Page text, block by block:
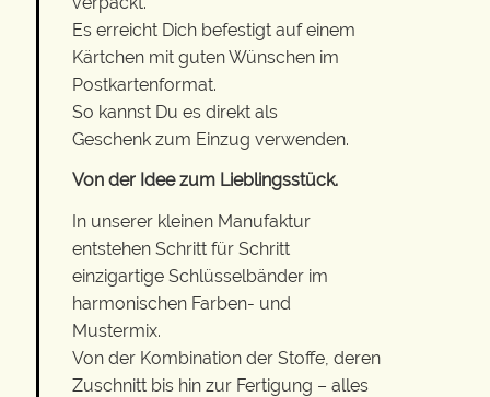
Es erreicht Dich befestigt auf einem
Kärtchen mit guten Wünschen im
Postkartenformat.
So kannst Du es direkt als
Geschenk zum Einzug verwenden.
Von der Idee zum Lieblingsstück.
In unserer kleinen Manufaktur
entstehen Schritt für Schritt
einzigartige Schlüsselbänder im
harmonischen Farben- und
Mustermix.
Von der Kombination der Stoffe, deren
Zuschnitt bis hin zur Fertigung – alles